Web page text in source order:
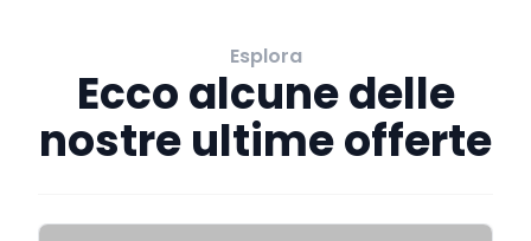
Esplora
Ecco alcune delle
nostre ultime offerte